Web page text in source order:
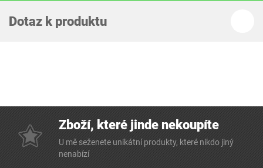
Dotaz k produktu
Zboží, které jinde nekoupíte
U mě seženete unikátní produkty, které nikdo jiný
nenabízí